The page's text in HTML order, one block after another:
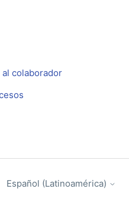
colaborador
Español (Latinoamérica)